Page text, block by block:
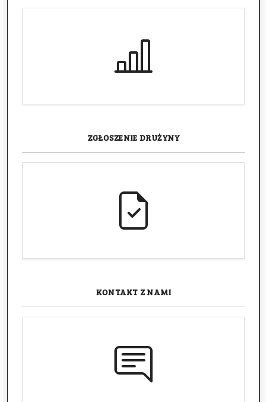
ZGŁOSZENIE DRUŻYNY
KONTAKT Z NAMI